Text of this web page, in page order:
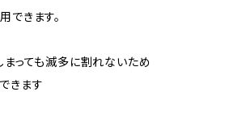
できます。
まっても滅多に割れないため
きます